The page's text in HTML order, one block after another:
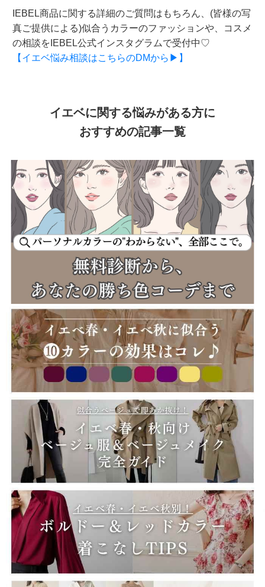
IEBEL商品に関する詳細のご質問はもちろん、(皆様の写
真ご提供による)似合うカラーのファッションや、コスメ
の相談をIEBEL公式インスタグラムで受付中♡
【イエベ悩み相談はこちらのDMから▶】
イエベに関する悩みがある方に
おすすめの記事一覧